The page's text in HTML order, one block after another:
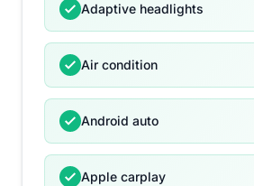
Adaptive headlights
Air condition
Android auto
Apple carplay